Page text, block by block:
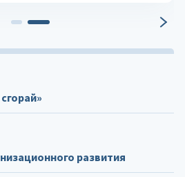
развития